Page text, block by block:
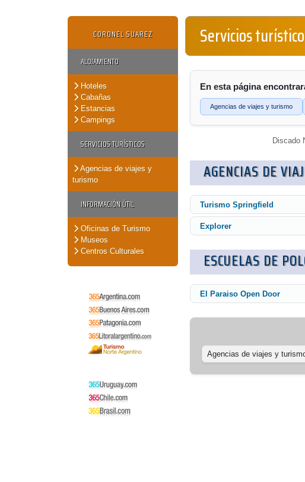
CORONEL SUAREZ
ALOJAMIENTO
Hoteles
Cabañas
Estancias
Campings
SERVICIOS TURÍSTICOS
Agencias de viajes y
turismo
INFORMACIÓN ÚTIL
Oficinas de Turismo
Museos
Centros Culturales
Servicios
En esta página
Agencias de viajes y turismo
Discado
AGENCIAS DE
Turismo Springfield
Explorer
ESCUELAS DE
El Paraiso Open Door
Agencias de viajes y